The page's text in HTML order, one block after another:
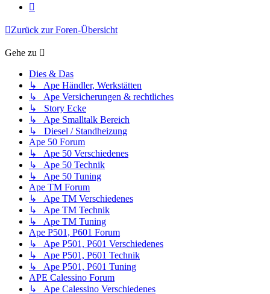
Zurück zur Foren-Übersicht
Gehe zu
Dies & Das
↳ Ape Händler, Werkstätten
↳ Ape Versicherungen & rechtliches
↳ Story Ecke
↳ Ape Smalltalk Bereich
↳ Diesel / Standheizung
Ape 50 Forum
↳ Ape 50 Verschiedenes
↳ Ape 50 Technik
↳ Ape 50 Tuning
Ape TM Forum
↳ Ape TM Verschiedenes
↳ Ape TM Technik
↳ Ape TM Tuning
Ape P501, P601 Forum
↳ Ape P501, P601 Verschiedenes
↳ Ape P501, P601 Technik
↳ Ape P501, P601 Tuning
APE Calessino Forum
↳ Ape Calessino Verschiedenes